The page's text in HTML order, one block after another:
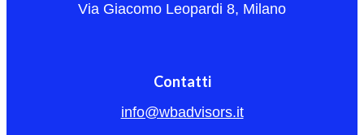
Via Giacomo Leopardi 8, Milano
Contatti
info@wbadvisors.it